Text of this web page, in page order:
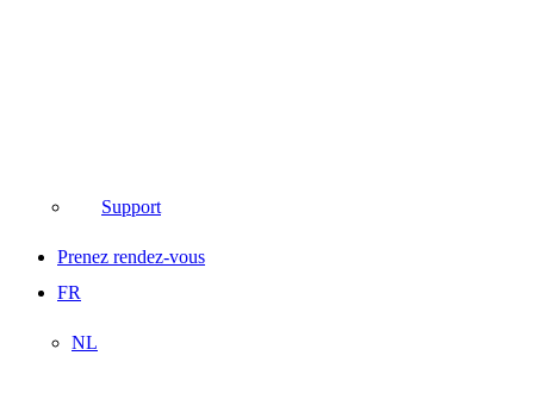
Support
Prenez rendez-vous
FR
NL